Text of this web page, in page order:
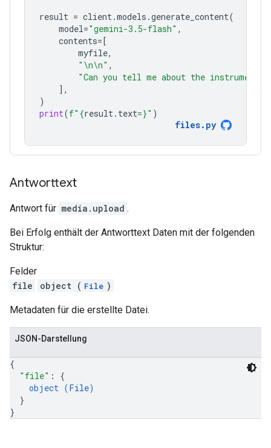
result = client.models .generate_content(
model="gemini-3.5-flash" ,
contents=[
myfile,
" \n\n" ,
"Can you tell me about the
],
)
print(f" {result. text=}" )
files. py
Antworttext
Antwort für media.upload .
Bei Erfolg enthält der Antworttext Daten mit der folgenden
Struktur:
Felder
file
object ( File )
Metadaten für die erstellte Datei.
JSON-Darstellung
{
"file" : {
object (File)
}
}